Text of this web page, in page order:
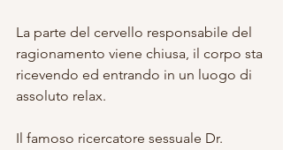
La parte del cervello responsabile del
ragionamento viene chiusa, il corpo sta
ricevendo ed entrando in un luogo di
assoluto relax.
Il famoso ricercatore sessuale Dr.